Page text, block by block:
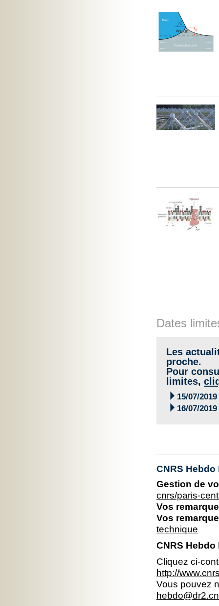
Dates
Les
proche.
Pour
limites,
 15/07/2019
 16/07/2019
CNRS Hebdo
Gestion de
cnrs/paris-
Vos
Vos
technique
CNRS
Cliquez ci-
http://
Vous pouvez